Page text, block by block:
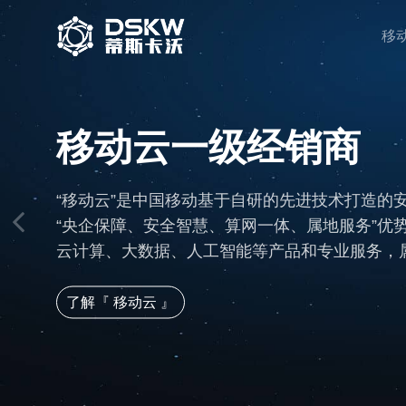
移
移动云一级经销商
“移动云”是中国移动基于自研的先进技术打造的
“央企保障、安全智慧、算网一体、属地服务”优
云计算、大数据、人工智能等产品和专业服务
了解『 移动云 』